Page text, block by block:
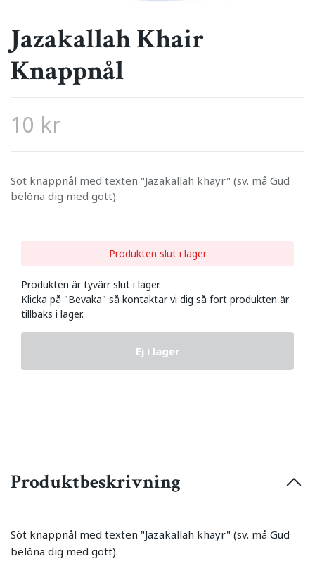
Jazakallah Khair
Knappnål
10 kr
Söt knappnål med texten "Jazakallah khayr" (sv. må Gud
belöna dig med gott).
Produkten slut i lager
Produkten är tyvärr slut i lager.
Klicka på "Bevaka" så kontaktar vi dig så fort produkten är
tillbaks i lager.
Ej i lager
Produktbeskrivning
Söt knappnål med texten "Jazakallah khayr" (sv. må Gud
belöna dig med gott).